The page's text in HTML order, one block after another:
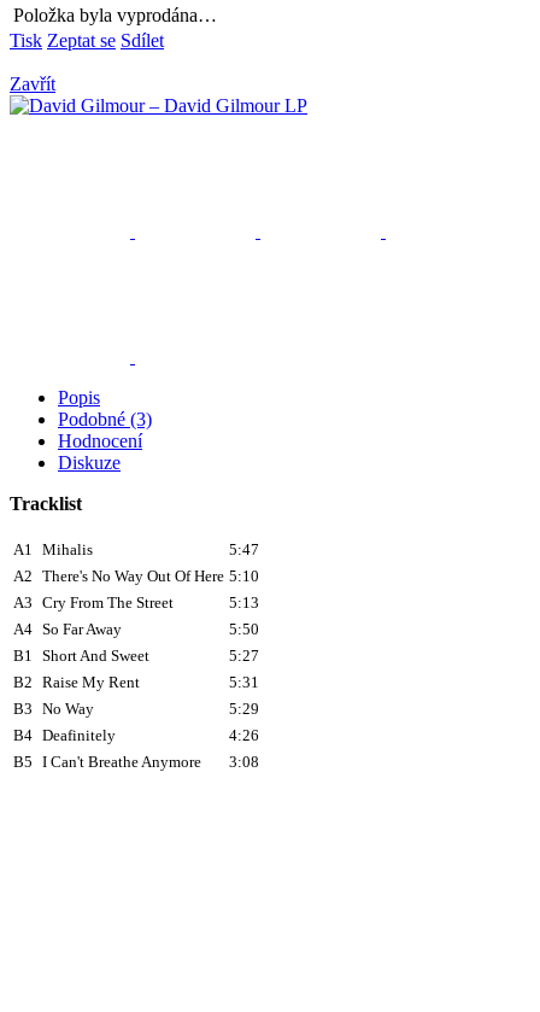
Položka byla vyprodána…
Tisk Zeptat se Sdílet
Zavřít
Popis
Podobné (3)
Hodnocení
Diskuze
Tracklist
A1 Mihalis
5:47
A2 There's No Way Out Of Here 5:10
A3 Cry From The Street
5:13
A4 So Far Away
5:50
B1
Short And Sweet
5:27
B2 Raise My Rent
5:31
B3 No Way
5:29
B4 Deafinitely
4:26
B5 I Can't Breathe Anymore 3:08